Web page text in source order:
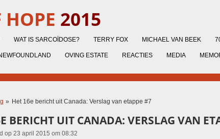
HOPE 2015
WAT IS SARCOÏDOSE? TERRY FOX MICHAEL VAN BEEK
OVING ESTATE REACTIES MEDIA
» Het 16e bericht uit Canada: Verslag van etappe #7
BERICHT UIT CANADA: VERSLAG VAN
op 23 april 2015 om 08:32